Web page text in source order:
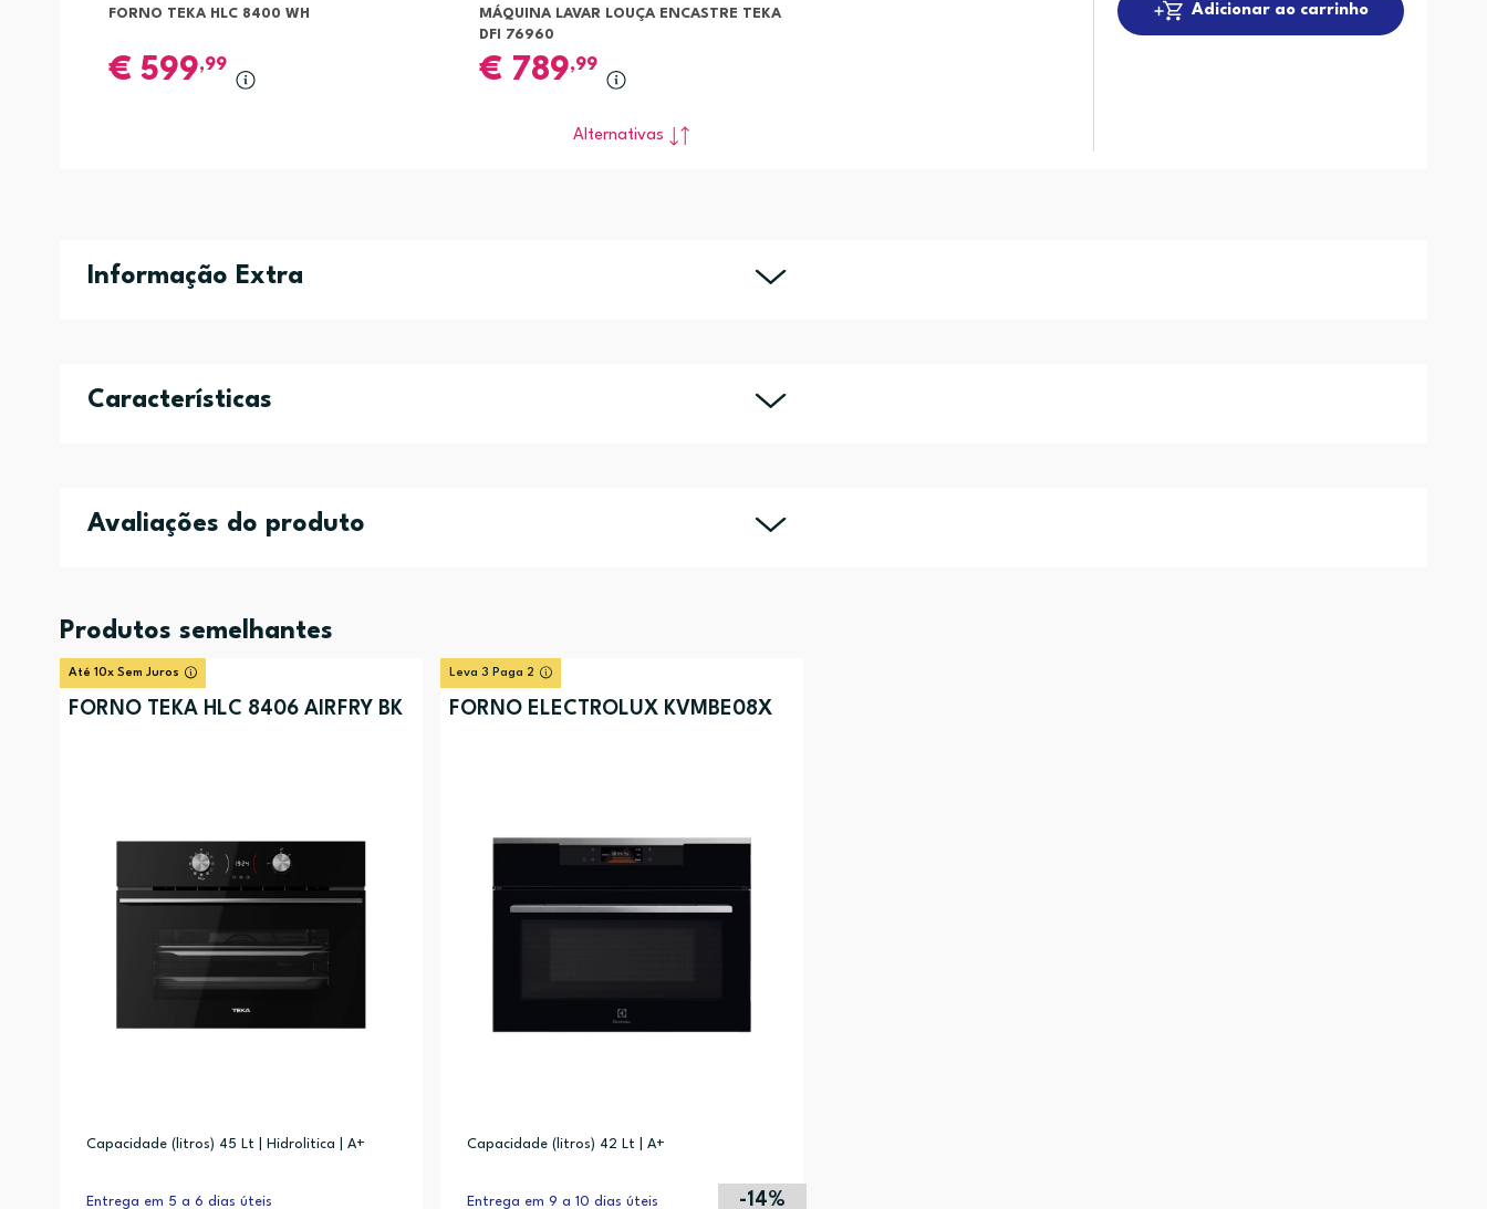
FORNO TEKA HLC 8400 WH
€ 599,99
MÁQUINA LAVAR LOUÇA ENCASTRE TEKA
DFI 76960
€ 789,99
Alternativas
Adicionar ao carrinho
Informação Extra
Características
Avaliações do produto
Produtos semelhantes
Até 10x Sem Juros
FORNO TEKA HLC 8406 AIRFRY BK
Capacidade (litros) 45 Lt | Hidrolitica | A+
Entrega em 5 a 6 dias úteis
Leva 3 Paga 2
FORNO ELECTROLUX KVMBE08X
Capacidade (litros) 42 Lt | A+
Entrega em 9 a 10 dias úteis -14%